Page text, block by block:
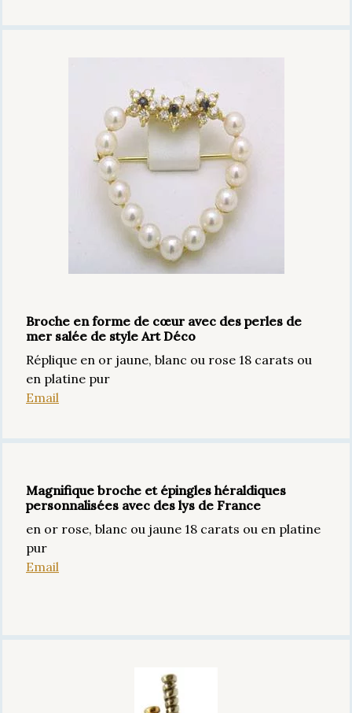
Broche en forme de cœur avec des perles de
mer salée de style Art Déco
Réplique en or jaune, blanc ou rose 18 carats ou
en platine pur
Email
Magnifique broche et épingles héraldiques
personnalisées avec des lys de France
en or rose, blanc ou jaune 18 carats ou en platine
pur
Email